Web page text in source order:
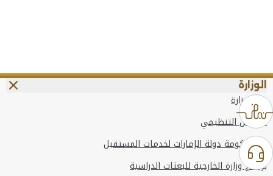
الوزارة
عن الوزارة
الهيكل التنظيمي
وعد حكومة دولة الإمارات لخدمات المستقبل
برنامج وزارة الخارجية للبعثات الدراسية